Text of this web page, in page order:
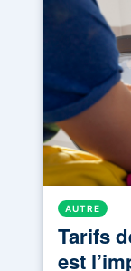
AUTRE
Tarifs
est